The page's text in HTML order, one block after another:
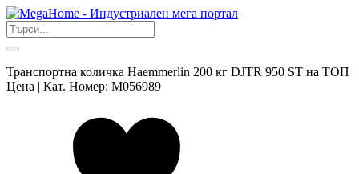
Транспортна количка Haemmerlin 200 кг DJTR 950 ST на ТОП
Цена | Кат. Номер: M056989